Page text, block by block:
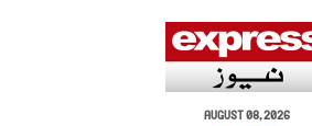
AUGUST 08, 2026